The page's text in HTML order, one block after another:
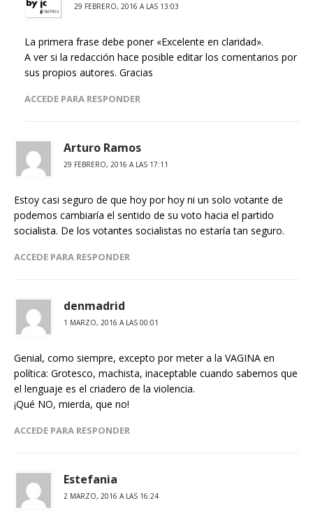
29 FEBRERO, 2016 A LAS 13:03
La primera frase debe poner «Excelente en claridad».
A ver si la redacción hace posible editar los comentarios por
sus propios autores. Gracias
ACCEDE PARA RESPONDER
Arturo Ramos
29 FEBRERO, 2016 A LAS 17:11
Estoy casi seguro de que hoy por hoy ni un solo votante de
podemos cambiaría el sentido de su voto hacia el partido
socialista. De los votantes socialistas no estaría tan seguro.
ACCEDE PARA RESPONDER
denmadrid
1 MARZO, 2016 A LAS 00:01
Genial, como siempre, excepto por meter a la VAGINA en
política: Grotesco, machista, inaceptable cuando sabemos que
el lenguaje es el criadero de la violencia.
¡Qué NO, mierda, que no!
ACCEDE PARA RESPONDER
Estefania
2 MARZO, 2016 A LAS 16:24